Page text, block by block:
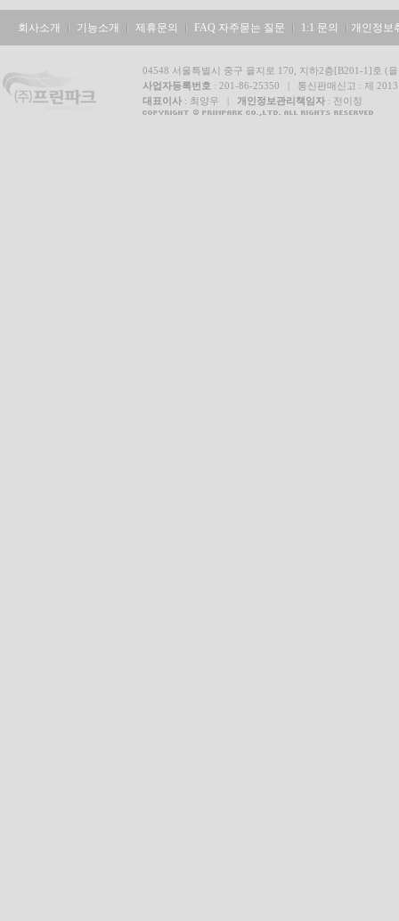
회사소개 기능소개 제휴문의 FAQ 자주묻는 질문 1:1 문의 개인정보
04548 서울특별시 중구 을지로 170, 지하2층[B201-1]호
사업자등록번호 : 201-86-25350 | 통신판매신고 : 제
대표이사 : 최양우 | 개인정보관리책임자 : 전이정